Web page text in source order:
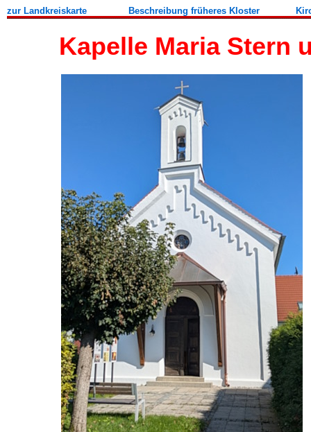
zur Landkreiskarte Beschreibung früheres Kloster
Kapelle Maria Stern